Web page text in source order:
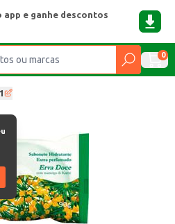
app e ganhe descontos
0